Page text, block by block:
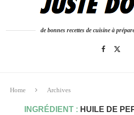
de bonnes recettes de cuisine à
Home Archives
INGRÉDIENT : HUILE DE